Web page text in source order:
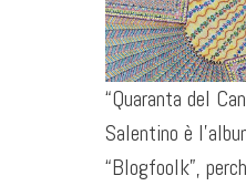
“Quaranta del
Salentino è
“Blogfoolk”,